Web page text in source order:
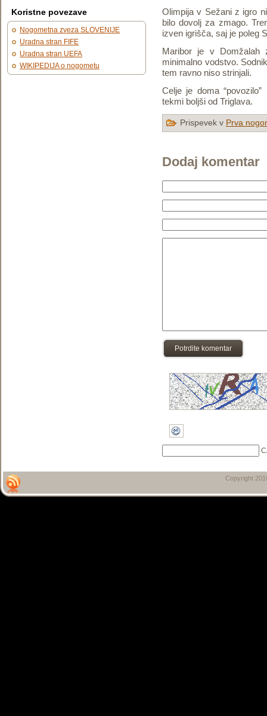
Koristne povezave
Nogometna zveza SLOVENIJE
Uradna stran FIFE
Uradna stran UEFA
WIKIPEDIJA o nogometu
Olimpija v Sežani z igro
bilo dovolj za zmago.
izven igrišča, saj je poleg
Maribor je v Domžalah
minimalno vodstvo.
tem ravno niso strinjali.
Celje je doma
tekmi boljši od Triglava.
Prispevek v Prva
Dodaj komentar
Potrdite komentar
Copyright